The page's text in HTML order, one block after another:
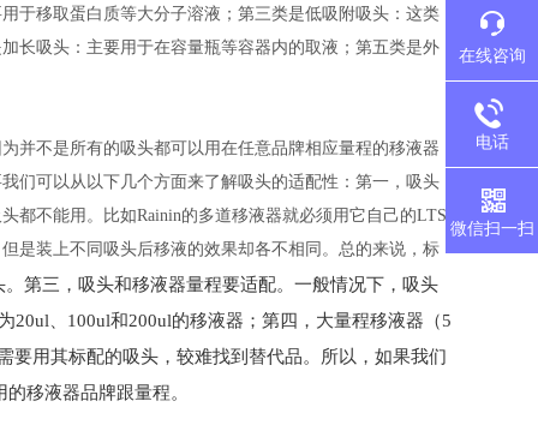
于移取蛋白质等大分子溶液；第三类是低吸附吸头：这类
长吸头：主要用于在容量瓶等容器内的取液；第五类是外
并不是所有的吸头都可以用在任意品牌相应量程的移液器
们可以从以下几个方面来了解吸头的适配性：第一，吸头
都不能用。比如Rainin的多道移液器就必须用它自己的LTS
是装上不同吸头后移液的效果却各不相同。总的来说，标
第三，吸头和移液器量程要适配。一般情况下，吸头
20ul、100ul和200ul的移液器；第四，大量程移液器（5
要用其标配的吸头，较难找到替代品。所以，如果我们
移液器品牌跟量程。
在线咨询
电话
微信扫一扫